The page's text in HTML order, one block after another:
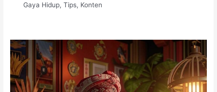
Gaya Hidup, Tips, Konten
Ngopi
Santai,
Konten
Auto
Ngeblog!